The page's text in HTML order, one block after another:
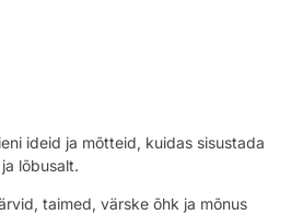
ideid ja mõtteid, kuidas sisustada
lõbusalt.
taimed, värske õhk ja mõnus